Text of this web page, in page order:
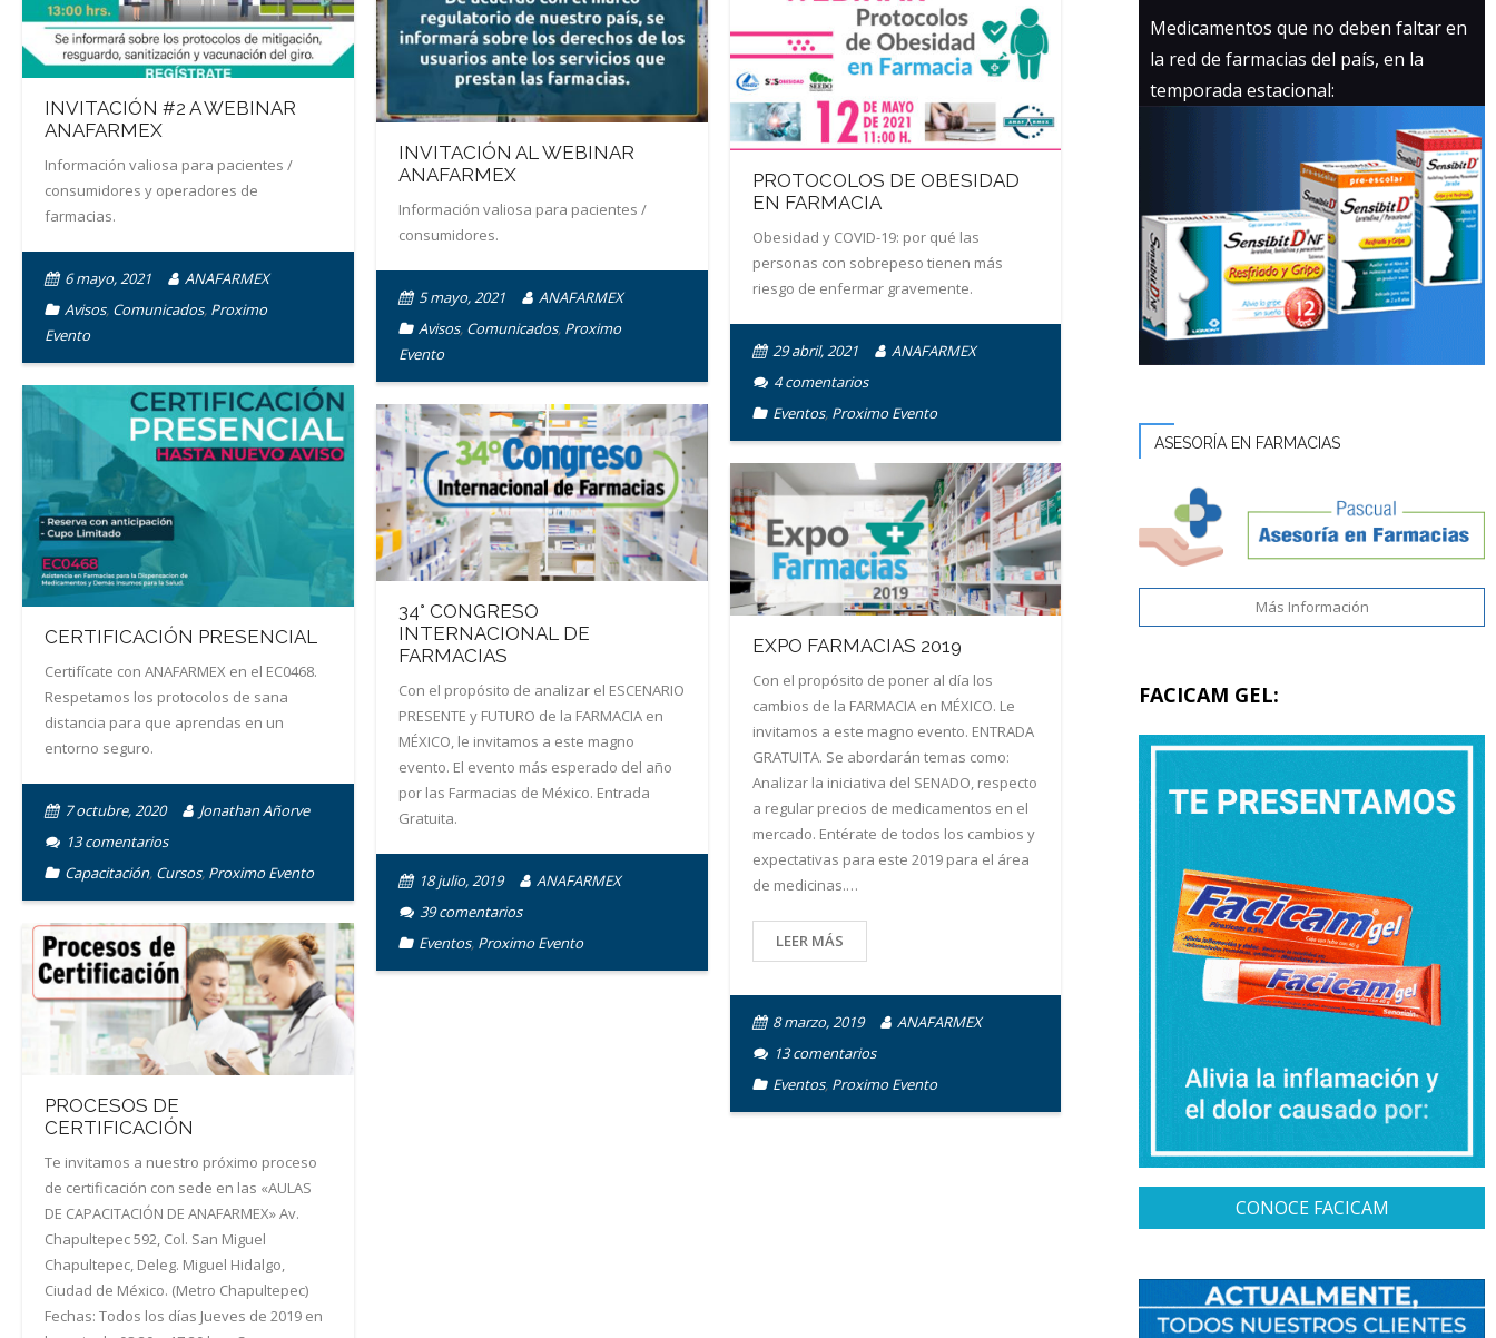
INVITACIÓN #2 A WEBINAR
ANAFARMEX
Información valiosa para pacientes /
consumidores y operadores de
farmacias.
6 mayo, 2021
ANAFARMEX
Avisos, Comunicados, Proximo
Evento
INVITACIÓN AL WEBINAR
ANAFARMEX
Información valiosa para pacientes /
consumidores.
5 mayo, 2021
ANAFARMEX
Avisos, Comunicados, Proximo
Evento
PROTOCOLOS DE OBESIDAD
EN FARMACIA
Obesidad y COVID-19: por qué las
personas con sobrepeso tienen más
riesgo de enfermar gravemente.
29 abril, 2021
ANAFARMEX
4 comentarios
Eventos, Proximo Evento
CERTIFICACIÓN PRESENCIAL
Certifícate con ANAFARMEX en el EC0468.
Respetamos los protocolos de sana
distancia para que aprendas en un
entorno seguro.
7 octubre, 2020
Jonathan Añorve
13 comentarios
Capacitación, Cursos, Proximo Evento
34° CONGRESO
INTERNACIONAL DE
FARMACIAS
Con el propósito de analizar el ESCENARIO
PRESENTE y FUTURO de la FARMACIA en
MÉXICO, le invitamos a este magno
evento. El evento más esperado del año
por las Farmacias de México. Entrada
Gratuita.
18 julio, 2019
ANAFARMEX
39 comentarios
Eventos, Proximo Evento
EXPO FARMACIAS 2019
Con el propósito de poner al día los
cambios de la FARMACIA en MÉXICO. Le
invitamos a este magno evento. ENTRADA
GRATUITA. Se abordarán temas como:
Analizar la iniciativa del SENADO, respecto
a regular precios de medicamentos en el
mercado. Entérate de todos los cambios y
expectativas para este 2019 para el área
de medicinas.…
LEER MÁS
8 marzo, 2019
ANAFARMEX
13 comentarios
Eventos, Proximo Evento
PROCESOS DE
CERTIFICACIÓN
Te invitamos a nuestro próximo proceso
de certificación con sede en las «AULAS
DE CAPACITACIÓN DE ANAFARMEX» Av.
Chapultepec 592, Col. San Miguel
Chapultepec, Deleg. Miguel Hidalgo,
Ciudad de México. (Metro Chapultepec)
Fechas: Todos los días Jueves de 2019 en
Medicamentos que no deben faltar en
la red de farmacias del país, en la
temporada estacional:
ASESORÍA EN FARMACIAS
Más Información
FACICAM GEL:
CONOCE FACICAM